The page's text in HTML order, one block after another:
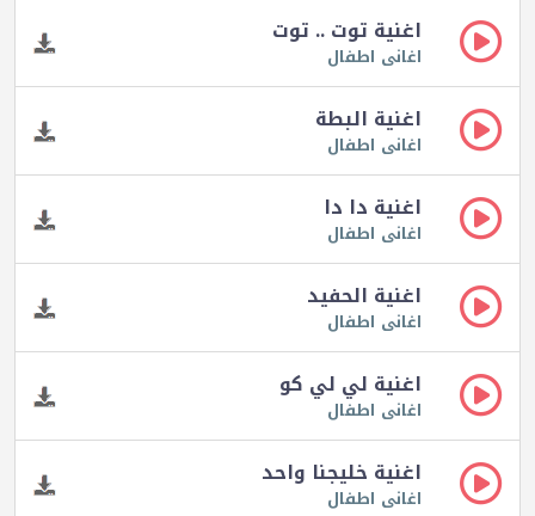
اغنية توت .. توت
اغانى اطفال
اغنية البطة
اغانى اطفال
اغنية دا دا
اغانى اطفال
اغنية الحفيد
اغانى اطفال
اغنية لي لي كو
اغانى اطفال
اغنية خليجنا واحد
اغانى اطفال